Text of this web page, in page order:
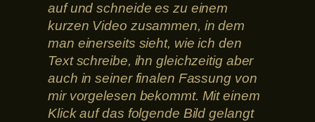
auf und schneide es zu einem
kurzen Video zusammen, in dem
man einerseits sieht, wie ich den
Text schreibe, ihn gleichzeitig aber
auch in seiner finalen Fassung von
mir vorgelesen bekommt. Mit einem
Klick auf das folgende Bild gelangt